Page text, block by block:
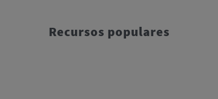
Recursos populares